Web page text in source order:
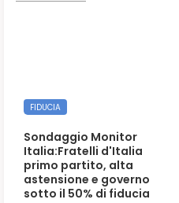
FIDUCIA
Sondaggio Monitor
Italia:Fratelli d'Italia
primo partito, alta
astensione e governo
sotto il 50% di fiducia